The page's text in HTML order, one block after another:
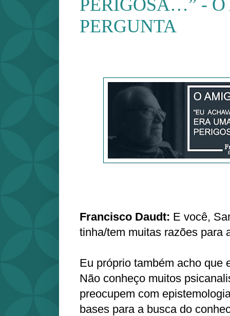
PERIGOSA…” -
PERGUNTA
Francisco Daudt: E você,
tinha/tem muitas razões para
Eu próprio também acho que
Não conheço muitos
preocupem com
bases para a busca do